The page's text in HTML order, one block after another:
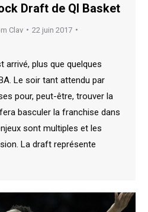
Draft de QI Basket
Clav
22 juin 2017
arrivé, plus que quelques
Le soir tant attendu par
pour, peut-être, trouver la
basculer la franchise dans
sont multiples et les
La draft représente